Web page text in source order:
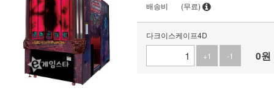
배송비
(무료)
다크이스케이프4D
+1
-1 0원